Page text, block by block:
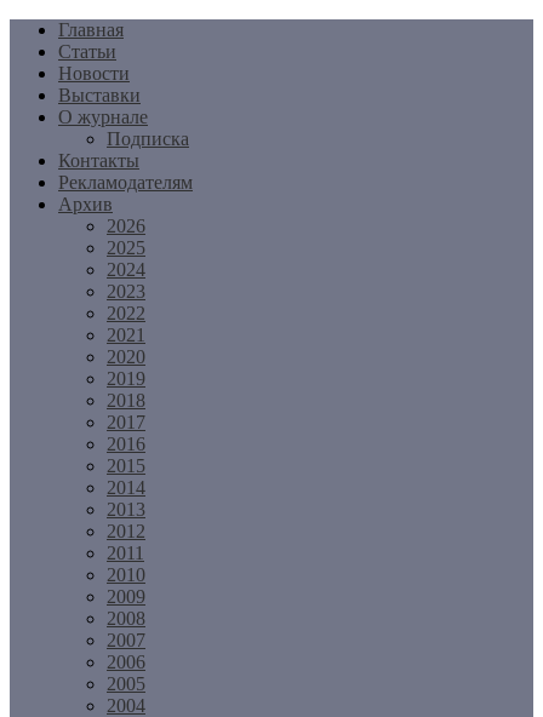
Перейти
содержимому
Главная
Статьи
Новости
Выставки
О журнале
Подписка
Контакты
Рекламодателям
Архив
2026
2025
2024
2023
2022
2021
2020
2019
2018
2017
2016
2015
2014
2013
2012
2011
2010
2009
2008
2007
2006
2005
2004